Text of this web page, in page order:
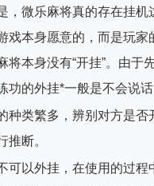
，微乐麻将真的存在挂机
戏本身愿意的，而是玩家
将本身没有“开挂”。由于
功的外挂*一般是不会说话
种类繁多，辨别对方是否
推断。
可以外挂，在使用的过程